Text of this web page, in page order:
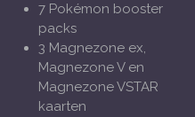
7 Pokémon booster
packs
3 Magnezone ex,
Magnezone V en
Magnezone VSTAR
kaarten